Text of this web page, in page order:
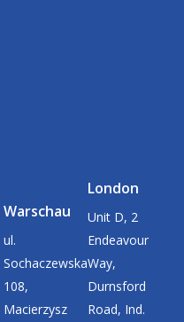
Warschau
ul.
Sochaczewska
108,
Macierzysz
London
Unit D, 2
Endeavour
Way,
Durnsford
Road, Ind.